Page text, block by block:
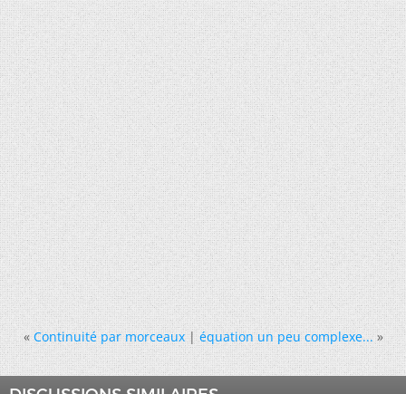
« Continuité par morceaux|équation un peu complexe... »